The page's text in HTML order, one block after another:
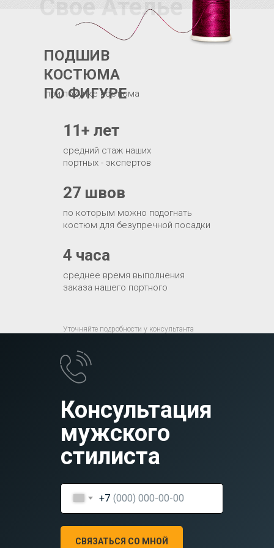
по которым можно подогнать
костюм для безупречной посадки
27 швов
при покупке костюма
ПОДШИВ
КОСТЮМА
ПО ФИГУРЕ
Свое Ателье
средний стаж наших
портных - экспертов
11+ лет
Уточняйте подробности у консультанта
среднее время выполнения
заказа нашего портного
4 часа
Консультация
мужского
стилиста
+7
СВЯЗАТЬСЯ СО МНОЙ